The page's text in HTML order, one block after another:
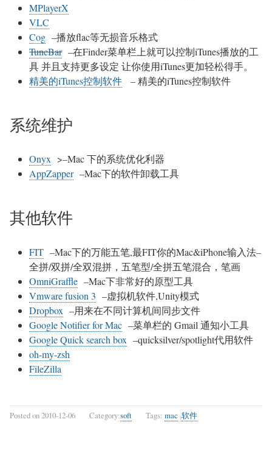
MPlayerX
VLC
Cog –播放flac等无损音乐格式
TuneBar –在Finder菜单栏上就可以控制iTunes播放的工
具 并且支持更多设定 让你使用iTunes更加轻松得手。
精美的iTunes控制软件
– 精美的iTunes控制软件
系统维护
Onyx >–Mac 下的系统优化利器
AppZapper –Mac下的软件卸载工具
其他软件
FIT –Mac下的万能五笔,最FIT你的Mac&iPhone输入法–
全拼/双拼/全双混拼，五笔型/全拼五笔混合，笔画
OmniGraffle –Mac下非常好的原型工具
Vmware fusion 3 –虚拟机软件,Unity模式
Dropbox –用来在不同计算机间同步文件
Google Notifier for Mac –菜单栏的 Gmail 通知小工具
Google Quick search box –quicksilver/spotlight代用软件
oh-my-zsh
FileZilla
Posted on2010-12-06 Category:soft Tags: mac ,软件